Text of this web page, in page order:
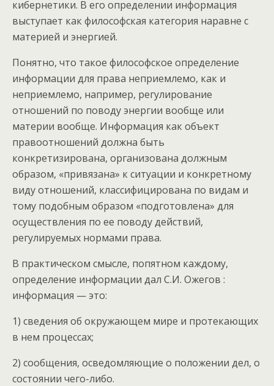
кибернетики. В его определении информация
выступает как философская категория наравне с
материей и энергией.
Понятно, что такое философское определение
информации для права неприемлемо, как и
неприемлемо, например, регулирование
отношений по поводу энергии вообще или
материи вообще. Информация как объект
правоотношений должна быть
конкретизирована, организована должным
образом, «привязана» к ситуации и конкретному
виду отношений, классифицирована по видам и
тому подобным образом «подготовлена» для
осуществления по ее поводу действий,
регулируемых нормами права.
В практическом смысле, попятном каждому,
определение информации дал С.И. Ожегов :
информация — это:
1) сведения об окружающем мире и протекающих
в нем процессах;
2) сообщения, осведомляющие о положении дел, о
состоянии чего-либо.